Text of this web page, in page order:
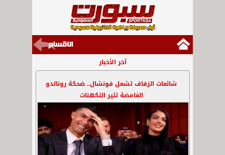
آخر الأخبار
شائعات الزفاف تشعل فونشال.. ضحكة رونالدو
الغامضة تثير التكهنات